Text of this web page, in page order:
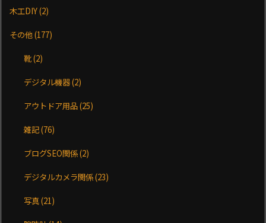
木工DIY(2)
その他(177)
靴(2)
デジタル機器(2)
アウトドア用品(25)
雑記(76)
ブログSEO関係(2)
デジタルカメラ関係(23)
写真(21)